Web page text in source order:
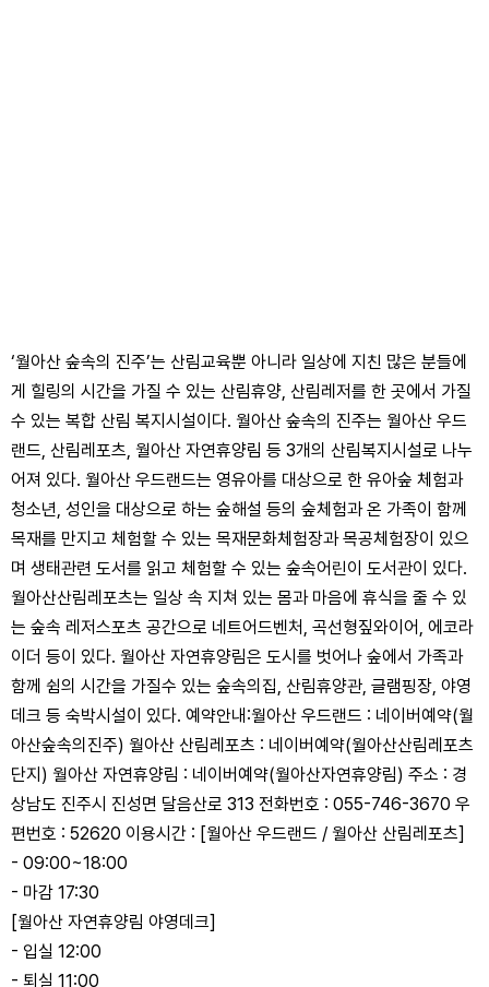
‘월아산 숲속의 진주’는 산림교육뿐 아니라 일상에 지친 많은 분들에
게 힐링의 시간을 가질 수 있는 산림휴양, 산림레저를 한 곳에서 가질
수 있는 복합 산림 복지시설이다. 월아산 숲속의 진주는 월아산 우드
랜드, 산림레포츠, 월아산 자연휴양림 등 3개의 산림복지시설로 나누
어져 있다. 월아산 우드랜드는 영유아를 대상으로 한 유아숲 체험과
청소년, 성인을 대상으로 하는 숲해설 등의 숲체험과 온 가족이 함께
목재를 만지고 체험할 수 있는 목재문화체험장과 목공체험장이 있으
며 생태관련 도서를 읽고 체험할 수 있는 숲속어린이 도서관이 있다.
월아산산림레포츠는 일상 속 지쳐 있는 몸과 마음에 휴식을 줄 수 있
는 숲속 레저스포츠 공간으로 네트어드벤처, 곡선형짚와이어, 에코라
이더 등이 있다. 월아산 자연휴양림은 도시를 벗어나 숲에서 가족과
함께 쉼의 시간을 가질수 있는 숲속의집, 산림휴양관, 글램핑장, 야영
데크 등 숙박시설이 있다. 예약안내:월아산 우드랜드 : 네이버예약(월
아산숲속의진주) 월아산 산림레포츠 : 네이버예약(월아산산림레포츠
단지) 월아산 자연휴양림 : 네이버예약(월아산자연휴양림) 주소 : 경
상남도 진주시 진성면 달음산로 313 전화번호 : 055-746-3670 우
편번호 : 52620 이용시간 : [월아산 우드랜드 / 월아산 산림레포츠]
- 09:00~18:00
- 마감 17:30
[월아산 자연휴양림 야영데크]
- 입실 12:00
- 퇴실 11:00